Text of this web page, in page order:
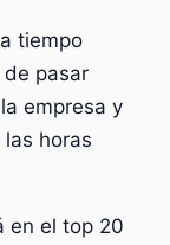
tiempo
pasar
empresa y
horas
en el top 20